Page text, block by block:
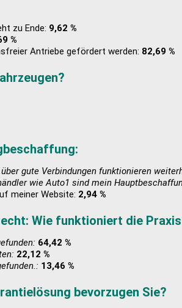
zu Ende: 9,62 %
%
Antriebe gefördert werden: 82,69 %
gute Verbindungen funktionieren
wie Auto1 sind mein
meiner Website: 2,94 %
Wie funktioniert die
64,42 %
22,12 %
13,46 %
bevorzugen Sie?